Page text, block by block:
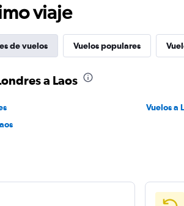
viaje
de vuelos Vuelos populares
a Laos
Vuelos a